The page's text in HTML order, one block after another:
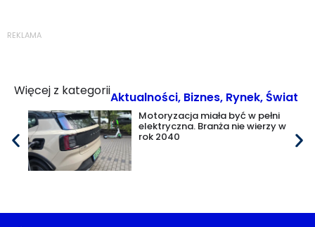
REKLAMA
Więcej z kategoriiAktualności, Biznes, Rynek,Świat
Motoryzacja miała być w pełni
elektryczna. Branża nie wierzy w
rok 2040